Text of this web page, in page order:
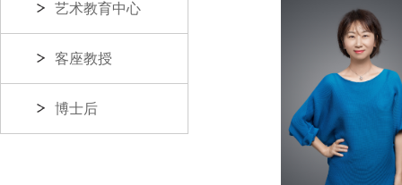
艺术教育中心
客座教授
博士后